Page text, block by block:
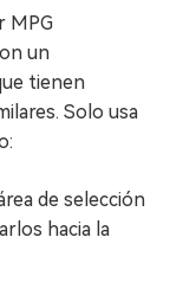
MPG
un
tienen
Solo usa
de selección
hacia la